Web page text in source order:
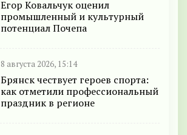
Егор Ковальчук оценил
промышленный и культурный
потенциал Почепа
8 августа 2026, 15:14
Брянск чествует героев спорта:
как отметили профессиональный
праздник в регионе